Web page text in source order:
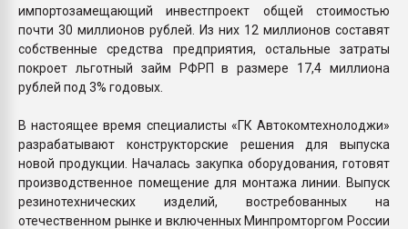
импортозамещающий инвестпроект общей стоимостью
почти 30 миллионов рублей. Из них 12 миллионов составят
собственные средства предприятия, остальные затраты
покроет льготный займ РФРП в размере 17,4 миллиона
рублей под 3% годовых.
В настоящее время специалисты «ГК Автокомтехнолоджи»
разрабатывают конструкторские решения для выпуска
новой продукции. Началась закупка оборудования, готовят
производственное помещение для монтажа линии. Выпуск
резинотехнических изделий, востребованных на
отечественном рынке и включенных Минпромторгом России